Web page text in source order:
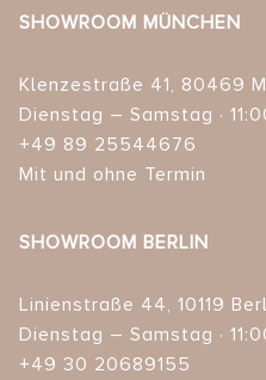
SHOWROOM MÜNCHEN
Klenzestraße 41, 80469
Dienstag – Samstag ·
+49 89 25544676
Mit und ohne Termin
SHOWROOM BERLIN
Linienstraße 44, 10119
Dienstag – Samstag ·
+49 30 20689155